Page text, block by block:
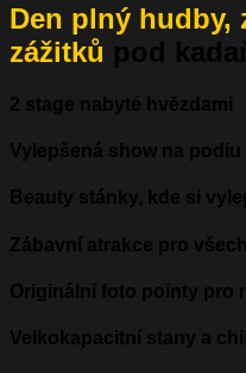
Den plný hudby,
zážitků pod
2 stage nabyté hvězdami
Vylepšená show na
Beauty stánky, kde si
Zábavní atrakce pro
Originální foto pointy pro
Velkokapacitní stany a